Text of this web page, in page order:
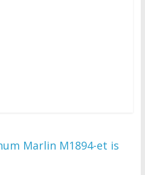
Marlin M1894-et is